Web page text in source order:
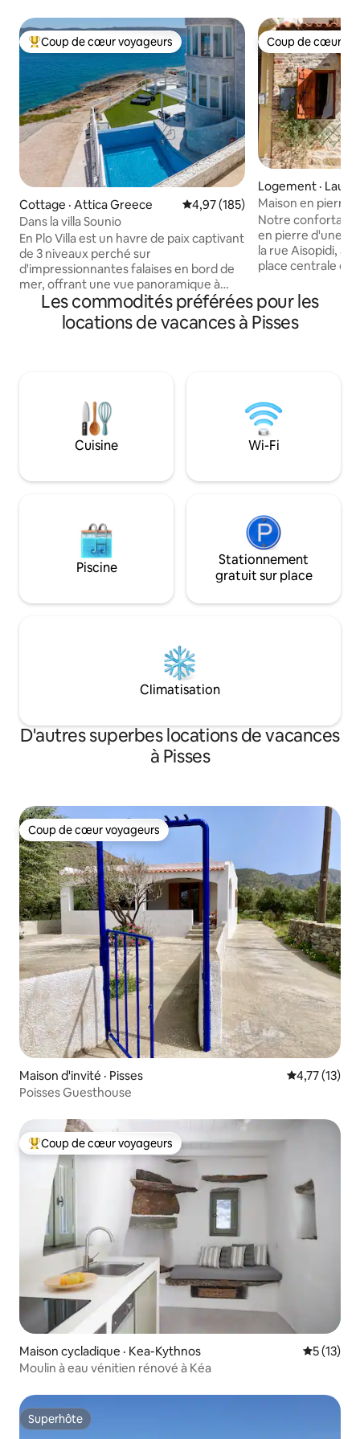
Coup de cœur voyageurs parmi les plus aimés
Coup de cœur voyageurs
Cottage · Attica Greece Note moyenne de 4,97 sur 5,
4,97 (185)
Dans la villa Sounio
En Plo Villa est un havre de paix captivant
de 3 niveaux perché sur
d'impressionnantes falaises en bord de
mer, offrant une vue panoramique à
couper le souffle. Cette retraite idyllique
bénéficie d'une proximité pratique, à
seulement 30 minutes de l'aéroport et à
moins de 4 min en voiture. Les environs
disposent de superbes plages. La plage
la plus proche est à 2 minutes, réputée
comme l'une des plus populaires et des
Coup de cœur
Coup de cœur
Logement ·
Maison en pierre
centre/port
Notre
en pierre d'une
la rue Aisopidi, à
place centrale de
comprend une
de travail et un
votre tremplin
la mer et de
Idéal pour les
voyageurs en
Les commodités préférées pour les
locations de vacances à Pisses
Cuisine Wi-Fi
Piscine
Stationnement
gratuit sur place
Climatisation
D'autres superbes locations de vacances
à Pisses
Coup de cœur voyageurs
Coup de cœur voyageurs
Maison d'invité · Pisses Note
4,77 (13)
Poisses Guesthouse
Coup de cœur voyageurs parmi les plus aimés
Coup de cœur voyageurs
Maison cycladique · Kea-Kythnos Note
5 (13)
Moulin à eau vénitien rénové à Kéa
Superhôte
Superhôte